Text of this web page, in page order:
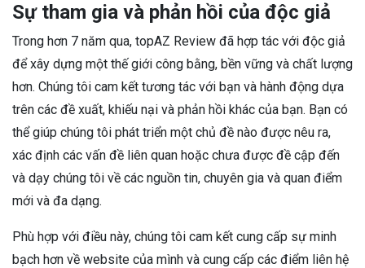
Sự tham gia và phản hồi của độc giả
Trong hơn 7 năm qua, topAZ Review đã hợp tác với độc giả
để xây dựng một thế giới công bằng, bền vững và chất lượng
hơn. Chúng tôi cam kết tương tác với bạn và hành động dựa
trên các đề xuất, khiếu nại và phản hồi khác của bạn. Bạn có
thể giúp chúng tôi phát triển một chủ đề nào được nêu ra,
xác định các vấn đề liên quan hoặc chưa được đề cập đến
và dạy chúng tôi về các nguồn tin, chuyên gia và quan điểm
mới và đa dạng.
Phù hợp với điều này, chúng tôi cam kết cung cấp sự minh
bạch hơn về website của mình và cung cấp các điểm liên hệ